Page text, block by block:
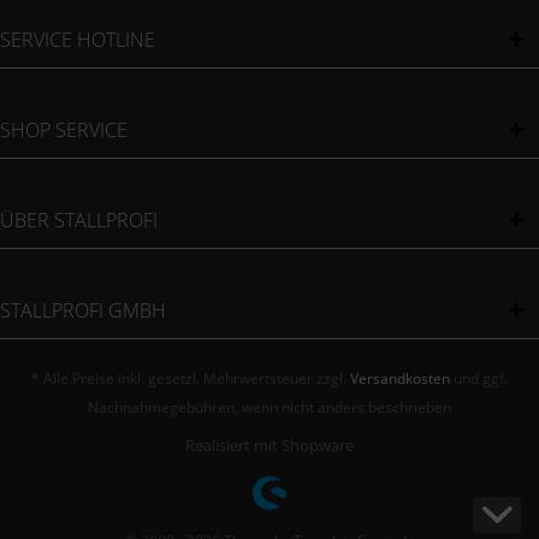
SERVICE HOTLINE
SHOP SERVICE
ÜBER STALLPROFI
STALLPROFI GMBH
* Alle Preise inkl. gesetzl. Mehrwertsteuer zzgl. Versandkosten und ggf.
Nachnahmegebühren, wenn nicht anders beschrieben
Realisiert mit Shopware